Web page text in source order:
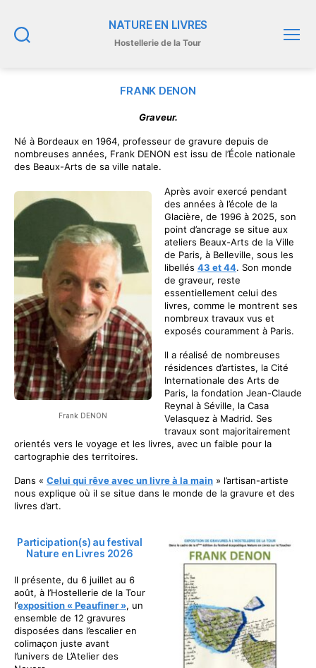
NATURE EN LIVRES
Hostellerie de la Tour
FRANK DENON
Graveur.
Né à Bordeaux en 1964, professeur de gravure depuis de
nombreuses années, Frank DENON est issu de l’École nationale
des Beaux-Arts de sa ville natale.
Frank DENON
Après avoir exercé pendant
des années à l’école de la
Glacière, de 1996 à 2025, son
point d’ancrage se situe aux
ateliers Beaux-Arts de la Ville
de Paris, à Belleville, sous les
libellés 43 et 44. Son monde
de graveur, reste
essentiellement celui des
livres, comme le montrent ses
nombreux travaux vus et
exposés couramment à Paris.
Il a réalisé de nombreuses
résidences d’artistes, la Cité
Internationale des Arts de
Paris, la fondation Jean-Claude
Reynal à Séville, la Casa
Velasquez à Madrid. Ses
travaux sont majoritairement
orientés vers le voyage et les livres, avec un faible pour la
cartographie des territoires.
Dans « Celui qui rêve avec un livre à la main » l’artisan-artiste
nous explique où il se situe dans le monde de la gravure et des
livres d’art.
Participation(s) au festival
Nature en Livres 2026
Il présente, du 6 juillet au 6
août, à l’Hostellerie de la Tour
l’exposition « Peaufiner », un
ensemble de 12 gravures
disposées dans l’escalier en
colimaçon juste avant
l’univers de L’Atelier des